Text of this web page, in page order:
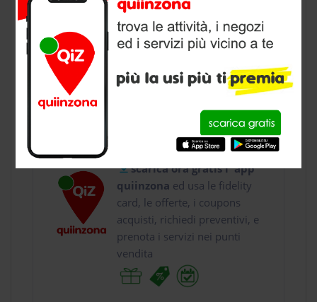
CONTATTI
usa gratis quiinzona e :
Via dei Carpani...
scarica ora gratis l' app
quiinzona ed usa le fidelity
card, le offerte, i coupons
acquisti, richiedi preventivi, e
prenota i servizi nei punti
vendita